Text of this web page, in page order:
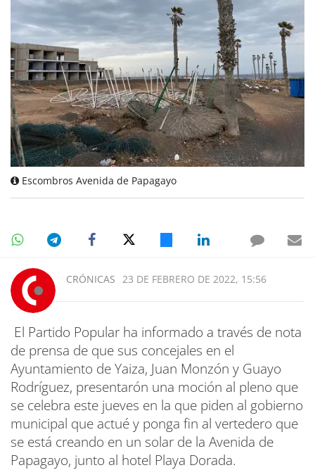
Escombros Avenida de Papagayo
CRÓNICAS 23 DE FEBRERO DE 2022, 15:56
El Partido Popular ha informado a través de nota
de prensa de que sus concejales en el
Ayuntamiento de Yaiza, Juan Monzón y Guayo
Rodríguez, presentarón una moción al pleno que
se celebra este jueves en la que piden al gobierno
municipal que actué y ponga fin al vertedero que
se está creando en un solar de la Avenida de
Papagayo, junto al hotel Playa Dorada.